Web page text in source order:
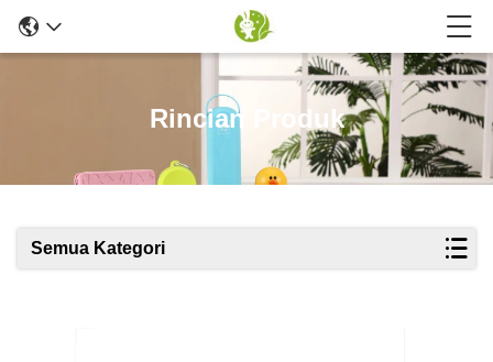
Rincian Produk
Semua Kategori